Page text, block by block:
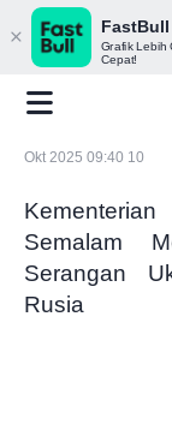
FastBull
Grafik Lebih
Cepat!
Okt 2025 09:40 10
Semalam
Serangan
Rusia